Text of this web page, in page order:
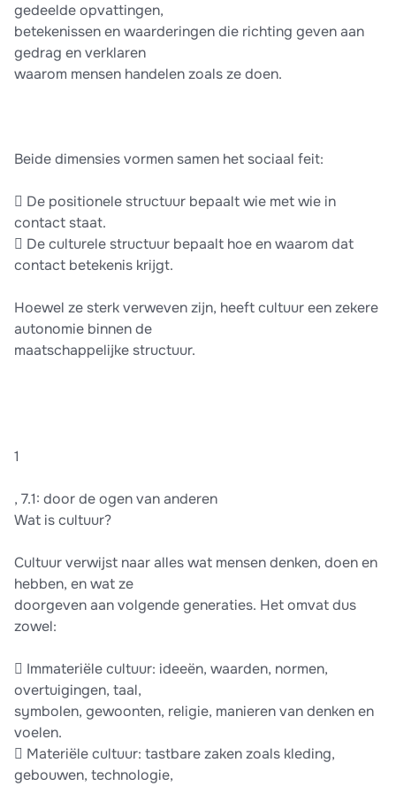
gedeelde opvattingen,
betekenissen en waarderingen die richting geven aan
gedrag en verklaren
waarom mensen handelen zoals ze doen.
Beide dimensies vormen samen het sociaal feit:
 De positionele structuur bepaalt wie met wie in
contact staat.
 De culturele structuur bepaalt hoe en waarom dat
contact betekenis krijgt.
Hoewel ze sterk verweven zijn, heeft cultuur een zekere
autonomie binnen de
maatschappelijke structuur.
1
, 7.1: door de ogen van anderen
Wat is cultuur?
Cultuur verwijst naar alles wat mensen denken, doen en
hebben, en wat ze
doorgeven aan volgende generaties. Het omvat dus
zowel:
 Immateriële cultuur: ideeën, waarden, normen,
overtuigingen, taal,
symbolen, gewoonten, religie, manieren van denken en
voelen.
 Materiële cultuur: tastbare zaken zoals kleding,
gebouwen, technologie,